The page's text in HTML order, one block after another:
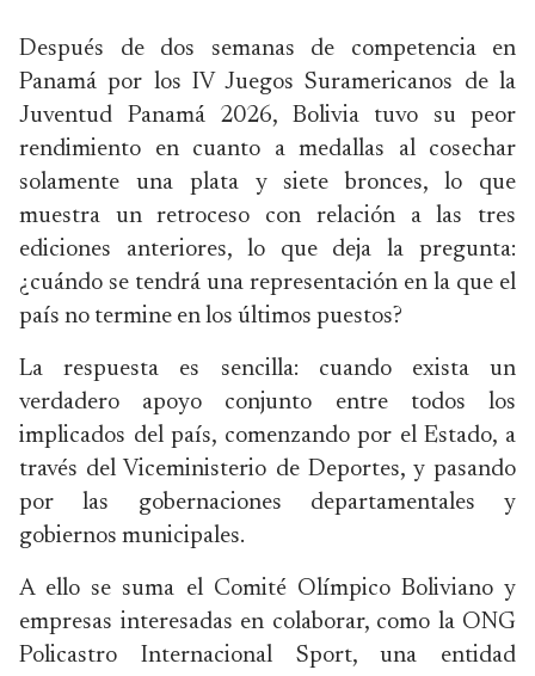
Después de dos semanas de competencia en
Panamá por los IV Juegos Suramericanos de la
Juventud Panamá 2026, Bolivia tuvo su peor
rendimiento en cuanto a medallas al cosechar
solamente una plata y siete bronces, lo que
muestra un retroceso con relación a las tres
ediciones anteriores, lo que deja la pregunta:
¿cuándo se tendrá una representación en la que el
país no termine en los últimos puestos?
La respuesta es sencilla: cuando exista un
verdadero apoyo conjunto entre todos los
implicados del país, comenzando por el Estado, a
través del Viceministerio de Deportes, y pasando
por las gobernaciones departamentales y
gobiernos municipales.
A ello se suma el Comité Olímpico Boliviano y
empresas interesadas en colaborar, como la ONG
Policastro Internacional Sport, una entidad